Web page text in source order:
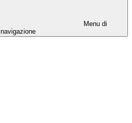
Menu di
navigazione